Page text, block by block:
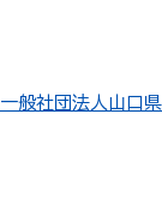
一般社団法人山口